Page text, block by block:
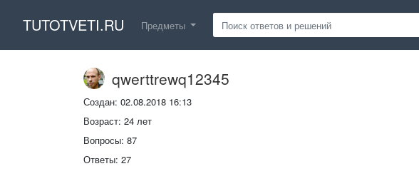
TUTOTVETI.RU Предметы
qwerttrewq12345
Создан: 02.08.2018 16:13
Возраст: 24 лет
Вопросы: 87
Ответы: 27